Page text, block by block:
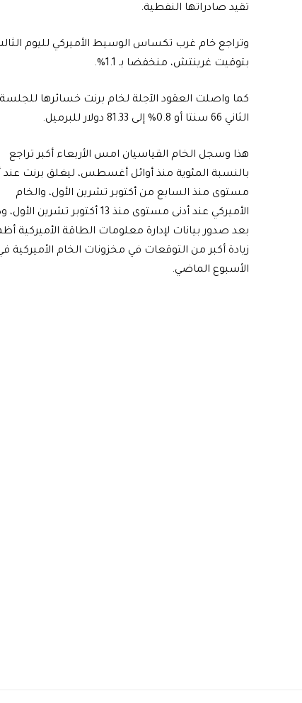
تقيد صادراتها النفطية.
بتوقيت غرينتش، منخفضا بـ 1.1%.
كما واصلت العقود الآجلة لخام برنت خسائرها للجلسة
الثاني 66 سنتا أو 0.8% إلى 81.33 دولار للبرميل.
هذا وسجل الخام القياسيان امس الأربعاء أكبر تراجع
بالنسبة المئوية منذ أوائل أغسطس، ليغلق برنت عند
مستوى منذ السابع من أكتوبر تشرين الأول، والخام
الأميركي عند أدنى مستوى منذ 13 أكتوبر تشرين
بعد صدور بيانات لإدارة معلومات الطاقة الأميركية
زيادة أكبر من التوقعات في مخزونات الخام الأميركية
الأسبوع الماضي.